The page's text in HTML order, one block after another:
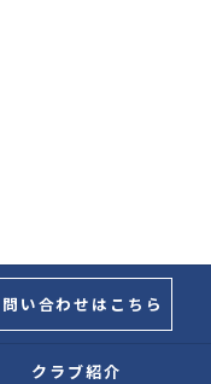
い合わせはこちら
クラブ紹介